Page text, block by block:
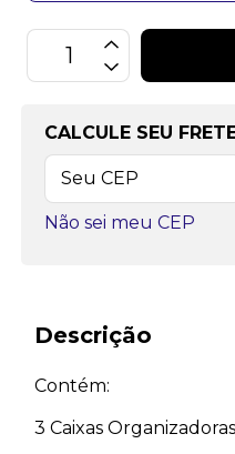
CALCULE SEU
Não sei meu CEP
Descrição
Contém:
3 Caixas